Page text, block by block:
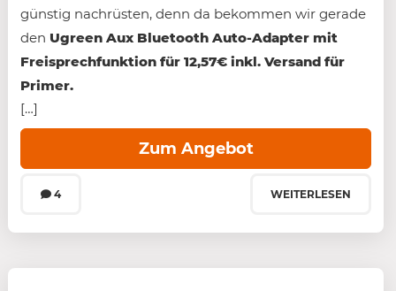
günstig nachrüsten, denn da bekommen wir gerade
den Ugreen Aux Bluetooth Auto-Adapter mit
Freisprechfunktion für 12,57€ inkl. Versand für
Primer.
[…]
4
Zum Angebot
WEITERLESEN